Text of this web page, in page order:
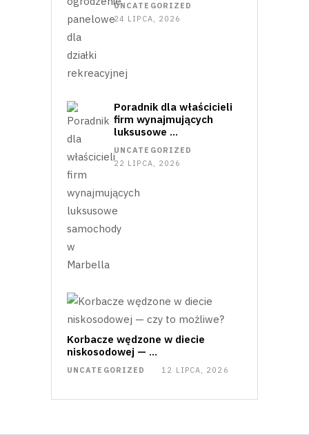
UNCATEGORIZED
24 LIPCA, 2026
Poradnik dla właścicieli
firm wynajmujących
luksusowe …
UNCATEGORIZED
22 LIPCA, 2026
Korbacze wędzone w diecie
niskosodowej — …
UNCATEGORIZED 12 LIPCA, 2026